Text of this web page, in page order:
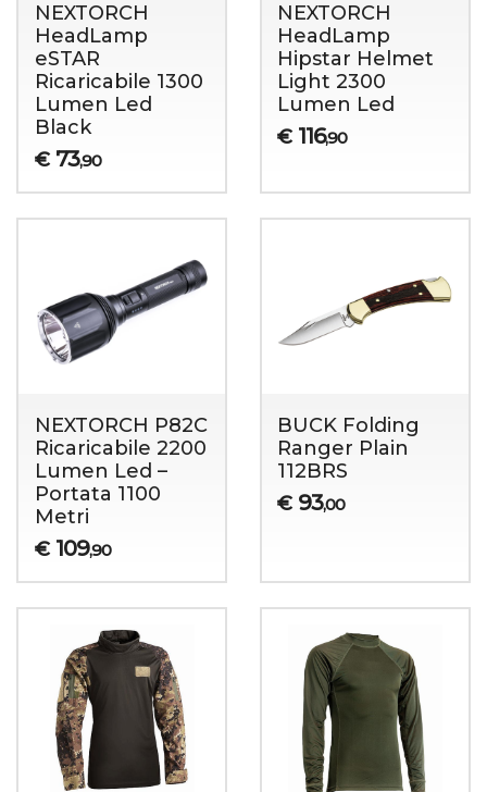
NEXTORCH
HeadLamp
eSTAR
Ricaricabile 1300
Lumen Led
Black
€ 73,90
NEXTORCH
HeadLamp
Hipstar Helmet
Light 2300
Lumen Led
€ 116,90
NEXTORCH P82C
Ricaricabile 2200
Lumen Led –
Portata 1100
Metri
€ 109,90
BUCK Folding
Ranger Plain
112BRS
€ 93,00